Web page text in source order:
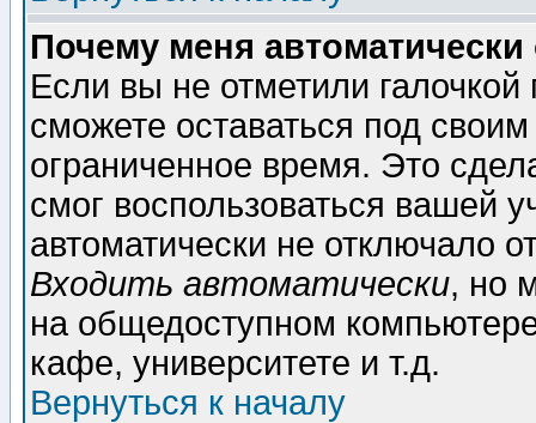
Почему меня автоматически
Если вы не отметили галочкой
сможете оставаться под
ограниченное время. Это
смог воспользоваться вашей
автоматически не отключало
Входить автоматически, но
на общедоступном
кафе, университете и т.д.
Вернуться к началу